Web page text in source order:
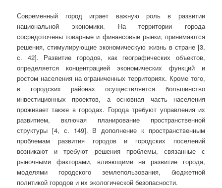
Современный город играет важную роль в развитии
национальной экономики. На территории города
сосредоточены товарные и финансовые рынки, принимаются
решения, стимулирующие экономическую жизнь в стране [3,
с. 42]. Развитие городов, как географических объектов,
определяется концентрацией экономических функций и
ростом населения на ограниченных территориях. Кроме того,
в городских районах осуществляется большинство
инвестиционных проектов, а основная часть населения
проживает также в городах. Города требуют управления их
развитием, включая планирование пространственной
структуры [4, с. 149]. В дополнение к пространственным
проблемам развития городов и городских поселений
возникают и требуют решения проблемы, связанные с
рыночными факторами, влияющими на развитие города,
моделями городского землепользования, бюджетной
политикой городов и их экологической безопасности.